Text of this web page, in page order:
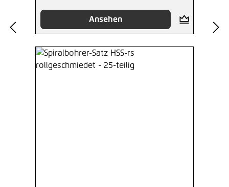
Ansehen